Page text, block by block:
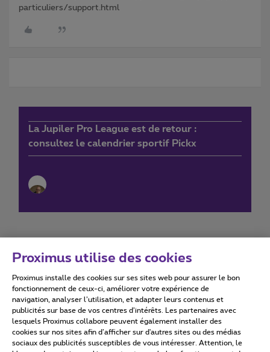
particuliers/support.html
La Jupiler Pro League est de retour :
consultez le calendrier sportif Pickx
Conditions d'utilisation Accessibility statement
Tous droits réservés. © 2026 Proximus
Proximus utilise des cookies
Proximus installe des cookies sur ses sites web pour assurer le bon
fonctionnement de ceux-ci, améliorer votre expérience de
navigation, analyser l’utilisation, et adapter leurs contenus et
publicités sur base de vos centres d’intérêts. Les partenaires avec
lesquels Proximus collabore peuvent également installer des
cookies sur nos sites afin d’afficher sur d'autres sites ou des médias
sociaux des publicités susceptibles de vous intéresser. Attention, le